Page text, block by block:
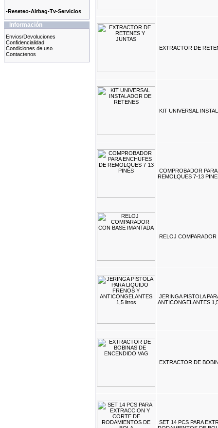
-Reseteo-Airbag-Tv-Servicios
Información
Envios/Devoluciones
Confidencialidad
Condiciones de uso
Contactenos
EXTRACTOR DE
KIT UNIVERSAL
COMPROBADOR
REMOLQUES 7-13
RELOJ
JERINGA PISTOLA
ANTICONGELANTES
EXTRACTOR DE
SET 14 PCS PARA